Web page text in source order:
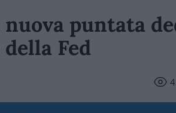
puntata
Fed